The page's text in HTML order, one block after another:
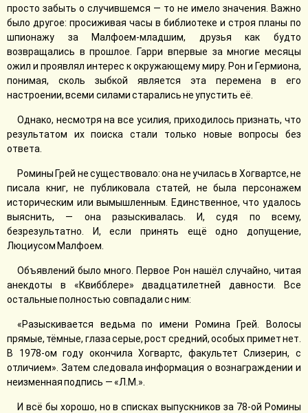
просто забыть о случившемся — то не имело значения. Важно
было другое: просиживая часы в библиотеке и строя планы по
шпионажу за Малфоем-младшим, друзья как будто
возвращались в прошлое. Гарри впервые за многие месяцы
ожил и проявлял интерес к окружающему миру. Рон и Гермиона,
понимая, сколь зыбкой является эта перемена в его
настроении, всеми силами старались не упустить её.
Однако, несмотря на все усилия, приходилось признать, что
результатом их поиска стали только новые вопросы без
ответа.
Ромины Грей не существовало: она не училась в Хогвартсе, не
писала книг, не публиковала статей, не была персонажем
историческим или вымышленным. Единственное, что удалось
выяснить, — она разыскивалась. И, судя по всему,
безрезультатно. И, если принять ещё одно допущение,
Люциусом Малфоем.
Объявлений было много. Первое Рон нашёл случайно, читая
анекдоты в «Квибблере» двадцатилетней давности. Все
остальные полностью совпадали с ним:
«Разыскивается ведьма по имени Ромина Грей. Волосы
прямые, тёмные, глаза серые, рост средний, особых примет нет.
В 1978-ом году окончила Хогвартс, факультет Слизерин, с
отличием». Затем следовала информация о вознаграждении и
неизменная подпись — «Л.М.».
И всё бы хорошо, но в списках выпускников за 78-ой Ромины